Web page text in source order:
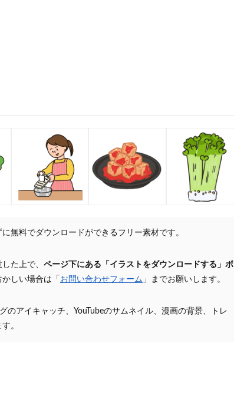
無料でダウンロードができるフリー素材です。
た上で、 ページ下にある「イラストをダウンロードする」ボ
しい場合は「 お問い合わせフォーム 」までお願いします。
のアイキャッチ、YouTubeのサムネイル、漫画の背景、トレ
。